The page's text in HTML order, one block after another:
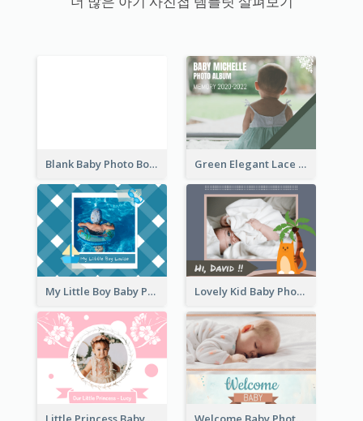
Blank Baby Photo Book Green Elegant Lace Baby Photo Book
My Little Boy Baby Photo Book Lovely Kid Baby Photo Book